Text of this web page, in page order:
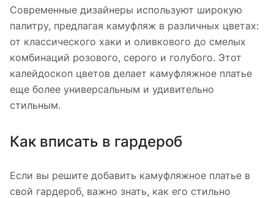
Современные дизайнеры используют широкую
палитру, предлагая камуфляж в различных цветах:
от классического хаки и оливкового до смелых
комбинаций розового, серого и голубого. Этот
калейдоскоп цветов делает камуфляжное платье
еще более универсальным и удивительно
стильным.
Как вписать в гардероб
Если вы решите добавить камуфляжное платье в
свой гардероб, важно знать, как его стильно